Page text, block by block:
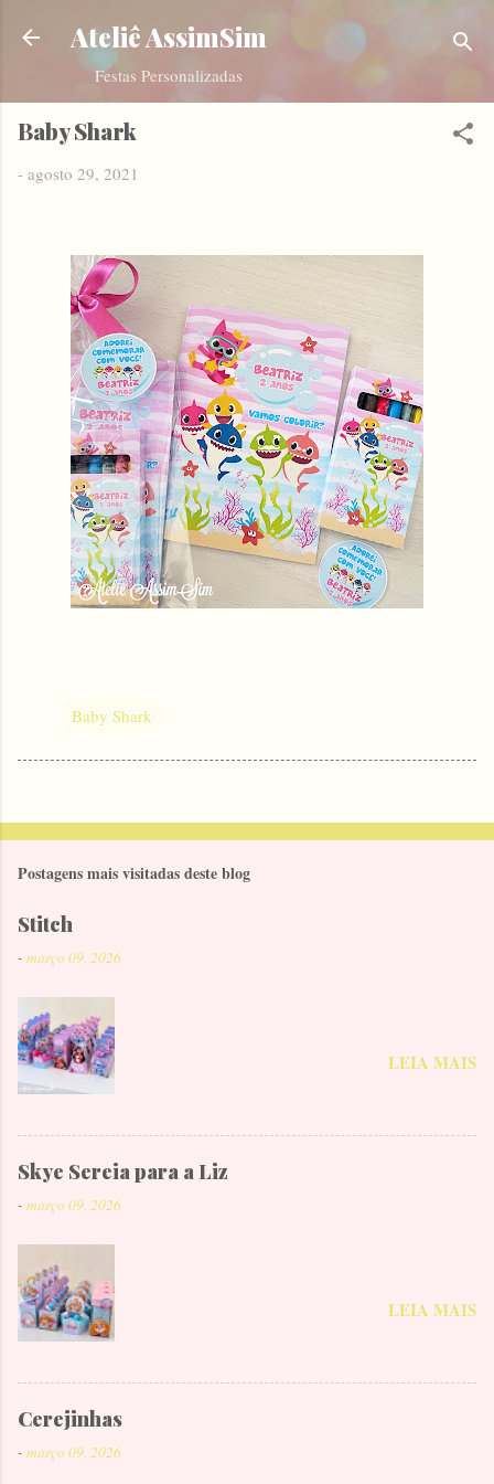
Pular para o conteúdo principal
Ateliê AssimSim
Festas Personalizadas
Baby Shark
- agosto 29, 2021
Baby Shark
Postagens mais visitadas deste blog
Stitch
- março 09, 2026
LEIA MAIS
Skye Sereia para a Liz
- março 09, 2026
LEIA MAIS
Cerejinhas
- março 09, 2026